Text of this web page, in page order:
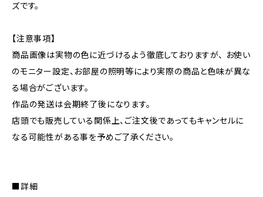
ズです。
【注意事項】
商品画像は実物の色に近づけるよう徹底しておりますが、 お使い
のモニター設定、お部屋の照明等により実際の商品と色味が異な
る場合がございます。
作品の発送は会期終了後になります。
店頭でも販売している関係上、ご注文後であってもキャンセルに
なる可能性がある事を予めご了承ください。
■詳細